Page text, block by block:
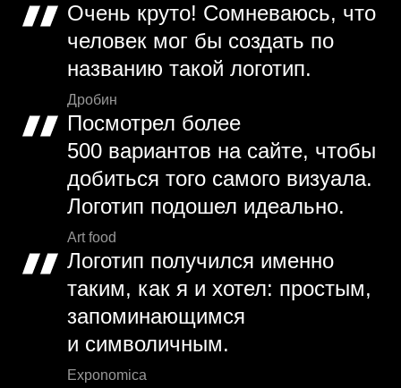
Очень круто! Сомневаюсь, что
человек мог бы создать по
названию такой логотип.
Дробин
Посмотрел более
500 вариантов на сайте, чтобы
добиться того самого визуала.
Логотип подошел идеально.
Art food
Логотип получился именно
таким, как я и хотел: простым,
запоминающимся
и символичным.
Exponomica